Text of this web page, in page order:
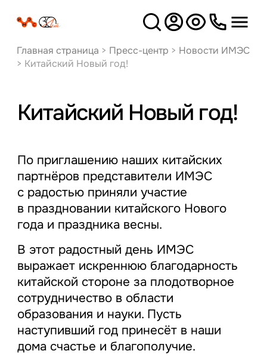
Версия
для слабовидящих
Главная страница > Пресс-центр > Новости ИМЭС
> Китайский Новый год!
Китайский Новый год!
По приглашению наших китайских
партнёров представители ИМЭС
с радостью приняли участие
в праздновании китайского Нового
года и праздника весны.
В этот радостный день ИМЭС
выражает искреннюю благодарность
китайской стороне за плодотворное
сотрудничество в области
образования и науки. Пусть
наступивший год принесёт в наши
дома счастье и благополучие.